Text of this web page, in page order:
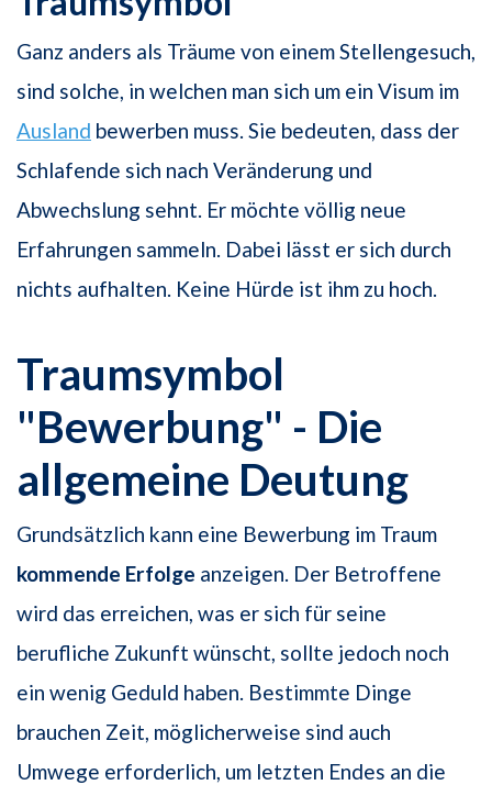
Ganz anders als Träume von einem Stellengesuch,
sind solche, in welchen man sich um ein Visum im
Ausland bewerben muss. Sie bedeuten, dass der
Schlafende sich nach Veränderung und
Abwechslung sehnt. Er möchte völlig neue
Erfahrungen sammeln. Dabei lässt er sich durch
nichts aufhalten. Keine Hürde ist ihm zu hoch.
Traumsymbol
"Bewerbung" - Die
allgemeine Deutung
Grundsätzlich kann eine Bewerbung im Traum
kommende Erfolge anzeigen. Der Betroffene
wird das erreichen, was er sich für seine
berufliche Zukunft wünscht, sollte jedoch noch
ein wenig Geduld haben. Bestimmte Dinge
brauchen Zeit, möglicherweise sind auch
Umwege erforderlich, um letzten Endes an die